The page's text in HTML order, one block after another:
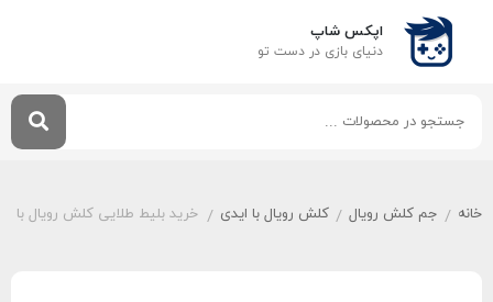
اپکس شاپ
دنیای بازی‌ در دست تو
خانه / جم کلش رویال / کلش رویال با ایدی / خرید بلیط طلایی کلش رویال با